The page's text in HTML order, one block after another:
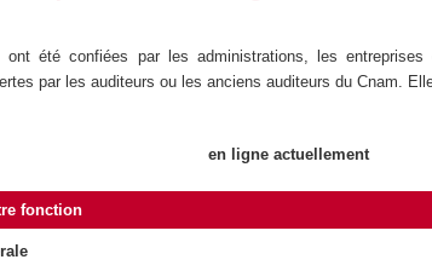
ont été confiées par les administrations, les
par les auditeurs ou les anciens auditeurs du Cnam.
en ligne actuellement
fonction